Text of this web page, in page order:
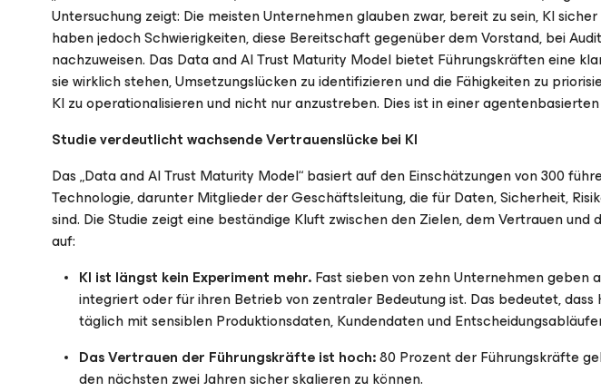
Untersuchung zeigt: Die meisten Unternehmen glauben zwar, bereit zu sein, KI
haben jedoch Schwierigkeiten, diese Bereitschaft gegenüber dem Vorstand, bei
nachzuweisen. Das Data and AI Trust Maturity Model bietet Führungskräften eine
sie wirklich stehen, Umsetzungslücken zu identifizieren und die Fähigkeiten zu
KI zu operationalisieren und nicht nur anzustreben. Dies ist in einer
Studie verdeutlicht wachsende Vertrauenslücke bei KI
Das „Data and AI Trust Maturity Model“ basiert auf den Einschätzungen von 300
Technologie, darunter Mitglieder der Geschäftsleitung, die für Daten, Sicherheit,
sind. Die Studie zeigt eine beständige Kluft zwischen den Zielen, dem Vertrauen
auf:
KI ist längst kein Experiment mehr.Fast sieben von zehn Unternehmen geben
integriert oder für ihren Betrieb von zentraler Bedeutung ist. Das bedeutet,
täglich mit sensiblen Produktionsdaten, Kundendaten und
Das Vertrauen der Führungskräfte ist hoch:80 Prozent der Führungskräfte
den nächsten zwei Jahren sicher skalieren zu können.